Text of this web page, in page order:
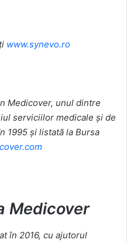
www.synevo.ro
Medicover, unul dintre
serviciilor medicale și de
1995 și listată la Bursa
Medicover
în 2016, cu ajutorul